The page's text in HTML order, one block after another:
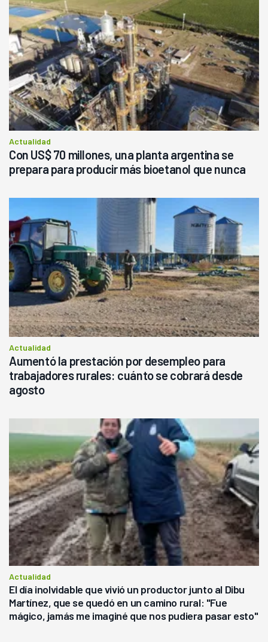
Actualidad
Con US$ 70 millones, una planta argentina se
prepara para producir más bioetanol que nunca
Actualidad
Aumentó la prestación por desempleo para
trabajadores rurales: cuánto se cobrará desde
agosto
Actualidad
El día inolvidable que vivió un productor junto al Dibu
Martínez, que se quedó en un camino rural: "Fue
mágico, jamás me imaginé que nos pudiera pasar esto"